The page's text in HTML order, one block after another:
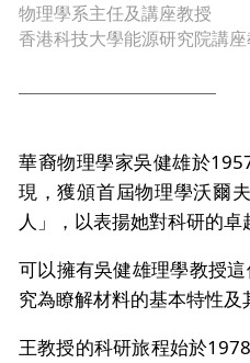
物理學系主任及講座教授
香港科技大學能源研究院講
華裔物理學家吳健雄於
現，獲頒首屆物理學沃爾
人」，以表揚她對科研的卓
可以擁有吳健雄理學教授
究為瞭解材料的基本特性及
王教授的科研旅程始於